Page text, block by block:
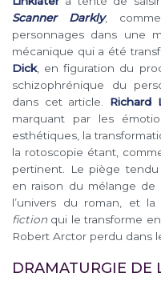
Scanner Darkly,
personnages dans une
mécanique qui a été
Dick, en figuration du
schizophrénique du
dans cet article. Richard
marquant par les
esthétiques, la
la rotoscopie étant,
pertinent. Le piège
en raison du mélange de
l’univers du roman, et
fiction qui le transforme
Robert Arctor perdu dans
DRAMATURGIE DE